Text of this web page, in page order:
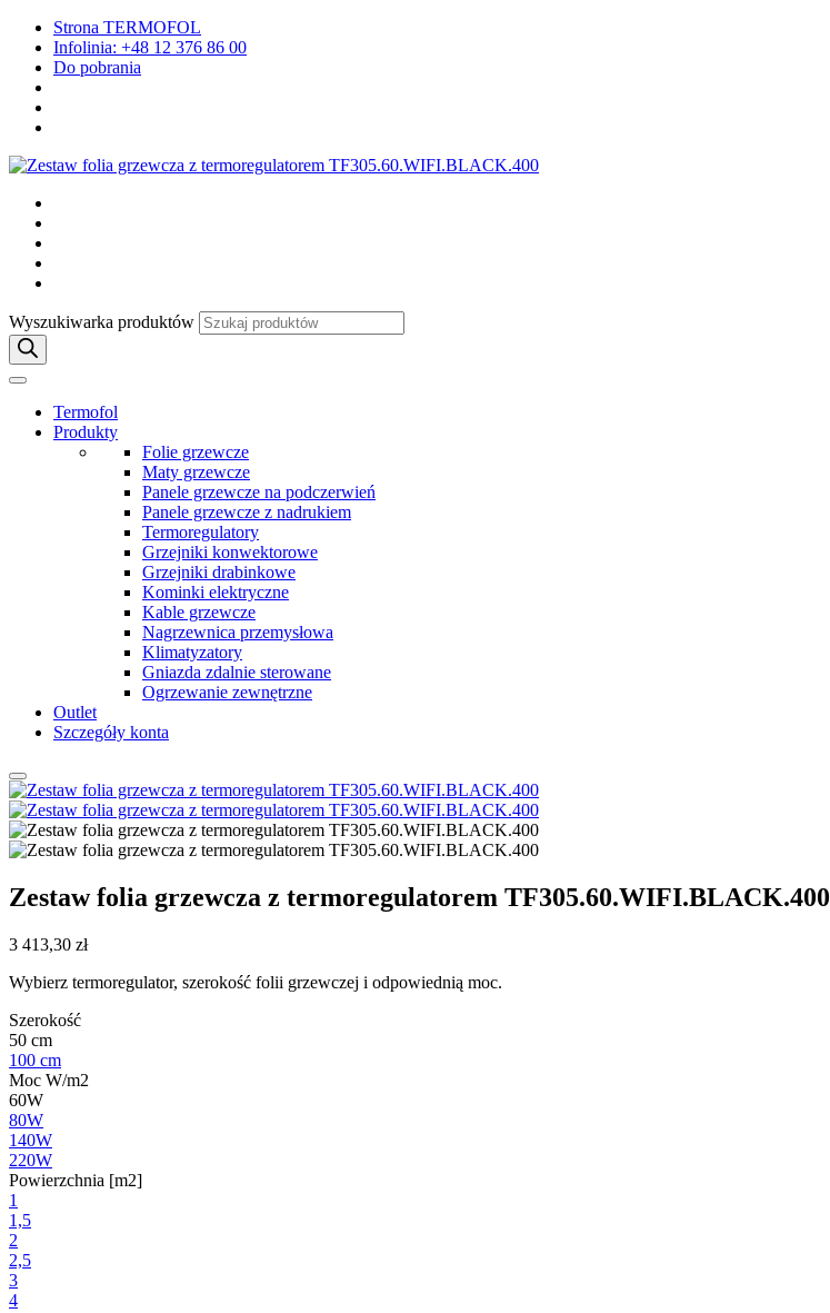
Strona TERMOFOL
Infolinia: +48 12 376 86 00
Do pobrania
Wyszukiwarka produktów
Termofol
Produkty
Folie grzewcze
Maty grzewcze
Panele grzewcze na podczerwień
Panele grzewcze z nadrukiem
Termoregulatory
Grzejniki konwektorowe
Grzejniki drabinkowe
Kominki elektryczne
Kable grzewcze
Nagrzewnica przemysłowa
Klimatyzatory
Gniazda zdalnie sterowane
Ogrzewanie zewnętrzne
Outlet
Szczegóły konta
Zestaw folia grzewcza z termoregulatorem TF305.60.WIFI.BLACK.400
3 413,30 zł
Wybierz termoregulator, szerokość folii grzewczej i odpowiednią moc.
Szerokość
50 cm
100 cm
Moc W/m2
60W
80W
140W
220W
Powierzchnia [m2]
1
1,5
2
2,5
3
4